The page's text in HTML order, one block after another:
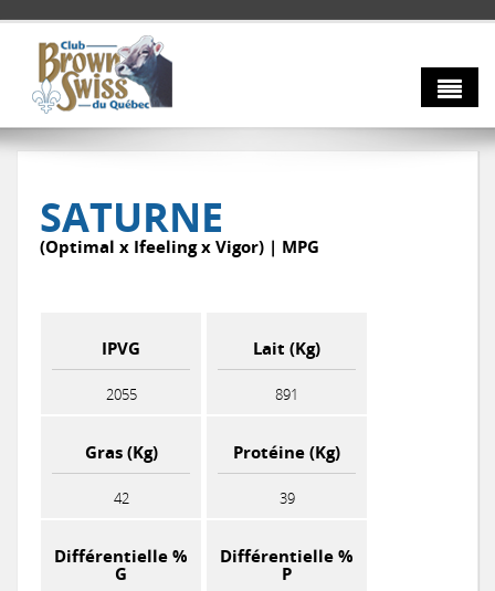
À propos
Info-Brune
Nos membres
Nous joindre
SATURNE
(Optimal x Ifeeling x Vigor) | MPG
IPVG
2055
Lait (Kg)
891
Gras (Kg)
42
Protéine (Kg)
39
Différentielle %
G
Différentielle %
P